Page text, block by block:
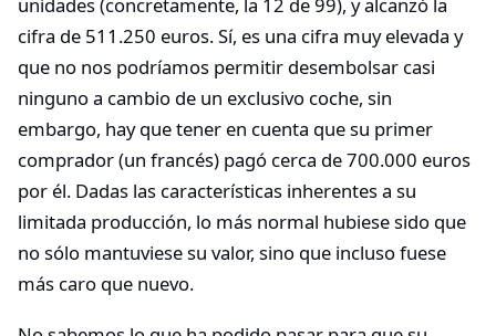
unidades (concretamente, la 12 de 99), y alcanzó la
cifra de 511.250 euros. Sí, es una cifra muy elevada y
que no nos podríamos permitir desembolsar casi
ninguno a cambio de un exclusivo coche, sin
embargo, hay que tener en cuenta que su primer
comprador (un francés) pagó cerca de 700.000 euros
por él. Dadas las características inherentes a su
limitada producción, lo más normal hubiese sido que
no sólo mantuviese su valor, sino que incluso fuese
más caro que nuevo.